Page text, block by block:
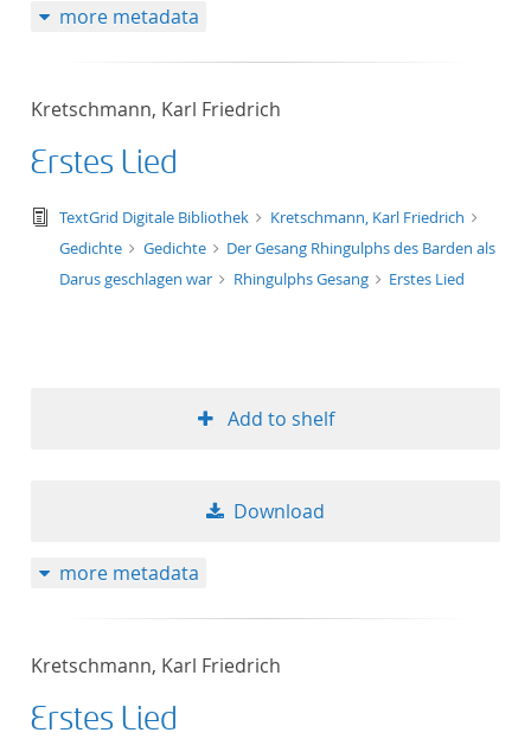
more metadata
Kretschmann, Karl Friedrich
Erstes Lied
text/tg.edition+tg.aggregation+xml
TextGrid Digitale Bibliothek
Kretschmann, Karl Friedrich
Gedichte
Gedichte
Der Gesang Rhingulphs des Barden als
Darus geschlagen war
Rhingulphs Gesang Erstes Lied
Add to shelf
Download
more metadata
Kretschmann, Karl Friedrich
Erstes Lied